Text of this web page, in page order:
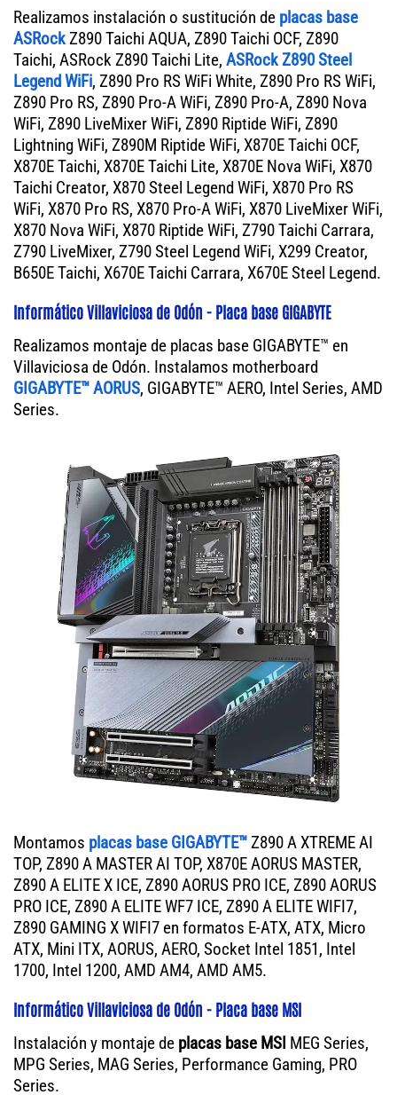
Realizamos instalación o sustitución de placas base
ASRockZ890 Taichi AQUA, Z890 Taichi OCF, Z890
Taichi, ASRock Z890 Taichi Lite, ASRock Z890 Steel
Legend WiFi, Z890 Pro RS WiFi White, Z890 Pro RS WiFi,
Z890 Pro RS, Z890 Pro-A WiFi, Z890 Pro-A, Z890 Nova
WiFi, Z890 LiveMixer WiFi, Z890 Riptide WiFi, Z890
Lightning WiFi, Z890M Riptide WiFi, X870E Taichi OCF,
X870E Taichi, X870E Taichi Lite, X870E Nova WiFi, X870
Taichi Creator, X870 Steel Legend WiFi, X870 Pro RS
WiFi, X870 Pro RS, X870 Pro-A WiFi, X870 LiveMixer WiFi,
X870 Nova WiFi, X870 Riptide WiFi, Z790 Taichi Carrara,
Z790 LiveMixer, Z790 Steel Legend WiFi, X299 Creator,
B650E Taichi, X670E Taichi Carrara, X670E Steel Legend.
Informático Villaviciosa de Odón - Placa base GIGABYTE
Realizamos montaje de placas base GIGABYTE™ en
Villaviciosa de Odón. Instalamos motherboard
GIGABYTE™ AORUS, GIGABYTE™ AERO, Intel Series, AMD
Series.
Montamos placas base GIGABYTE™Z890 A XTREME AI
TOP, Z890 A MASTER AI TOP, X870E AORUS MASTER,
Z890 A ELITE X ICE, Z890 AORUS PRO ICE, Z890 AORUS
PRO ICE, Z890 A ELITE WF7 ICE, Z890 A ELITE WIFI7,
Z890 GAMING X WIFI7 en formatos E-ATX, ATX, Micro
ATX, Mini ITX, AORUS, AERO, Socket Intel 1851, Intel
1700, Intel 1200, AMD AM4, AMD AM5.
Informático Villaviciosa de Odón - Placa base MSI
Instalación y montaje de placas base MSI MEG Series,
MPG Series, MAG Series, Performance Gaming, PRO
Series.